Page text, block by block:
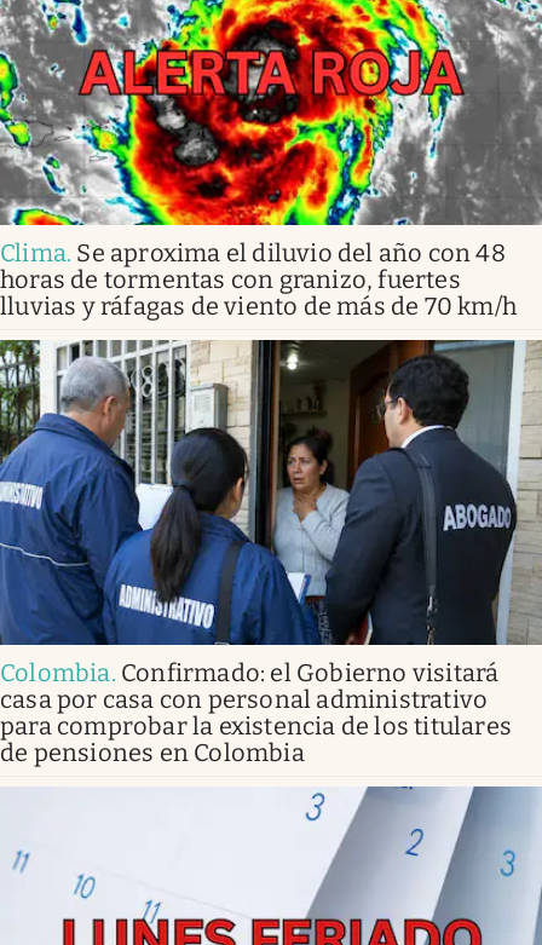
Clima. Se aproxima el diluvio del año con 48
horas de tormentas con granizo, fuertes
lluvias y ráfagas de viento de más de 70 km/h
Colombia. Confirmado: el Gobierno visitará
casa por casa con personal administrativo
para comprobar la existencia de los titulares
de pensiones en Colombia